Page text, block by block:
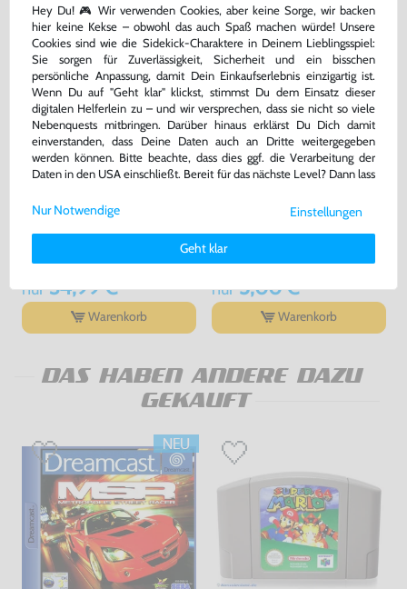
Original Visual Memory Unit /
sehr guter Zustand, gebraucht
nur34,99 €
Warenkorb
Kabel: Netzkabel / DE
nur5,00 €
Warenkorb
DAS HABEN ANDERE DAZU
GEKAUFT
Hey Du! 🎮 Wir verwenden Cookies, aber keine Sorge, wir backen
hier keine Kekse – obwohl das auch Spaß machen würde! Unsere
Cookies sind wie die Sidekick-Charaktere in Deinem Lieblingsspiel:
Sie sorgen für Zuverlässigkeit, Sicherheit und ein bisschen
persönliche Anpassung, damit Dein Einkaufserlebnis einzigartig ist.
Wenn Du auf "Geht klar" klickst, stimmst Du dem Einsatz dieser
digitalen Helferlein zu – und wir versprechen, dass sie nicht so viele
Nebenquests mitbringen. Darüber hinaus erklärst Du Dich damit
einverstanden, dass Deine Daten auch an Dritte weitergegeben
werden können. Bitte beachte, dass dies ggf. die Verarbeitung der
Daten in den USA einschließt. Bereit für das nächste Level? Dann lass
Weitere Informationen zu den von uns verwendeten Cookies und
Deinen Rechten als Nutzer findest Du in unsererDaten­schutz­
Impressum.
Einstellungen
Geht klar
Nur Notwendige